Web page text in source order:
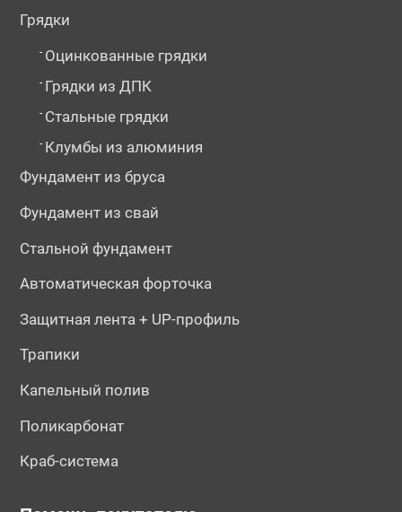
Грядки
- Оцинкованные грядки
- Грядки из ДПК
- Стальные грядки
- Клумбы из алюминия
Фундамент из бруса
Фундамент из свай
Стальной фундамент
Автоматическая форточка
Защитная лента + UP-профиль
Трапики
Капельный полив
Поликарбонат
Краб-система